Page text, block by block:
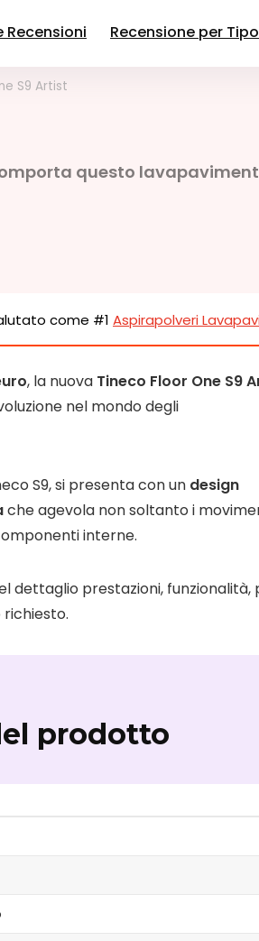
Recensioni Recensione per Tipo
S9 Artist
questo
come #1 Aspirapolveri
, la nuova Tineco Floor One S9
nel mondo degli
S9, si presenta con un design
che agevola non soltanto i
interne.
dettaglio prestazioni, funzionalità,
prodotto